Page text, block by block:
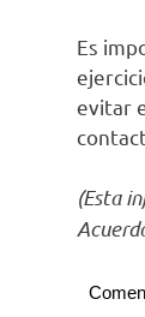
Es
evitar
(Esta